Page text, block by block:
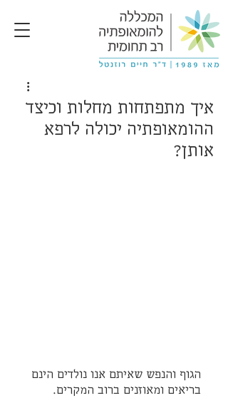
איך מתפתחות מחלות וכיצד
ההומאופתיה יכולה לרפא
אותן?
הגוף והנפש שאיתם אנו נולדים הינם
בריאים ומאוזנים ברוב המקרים.